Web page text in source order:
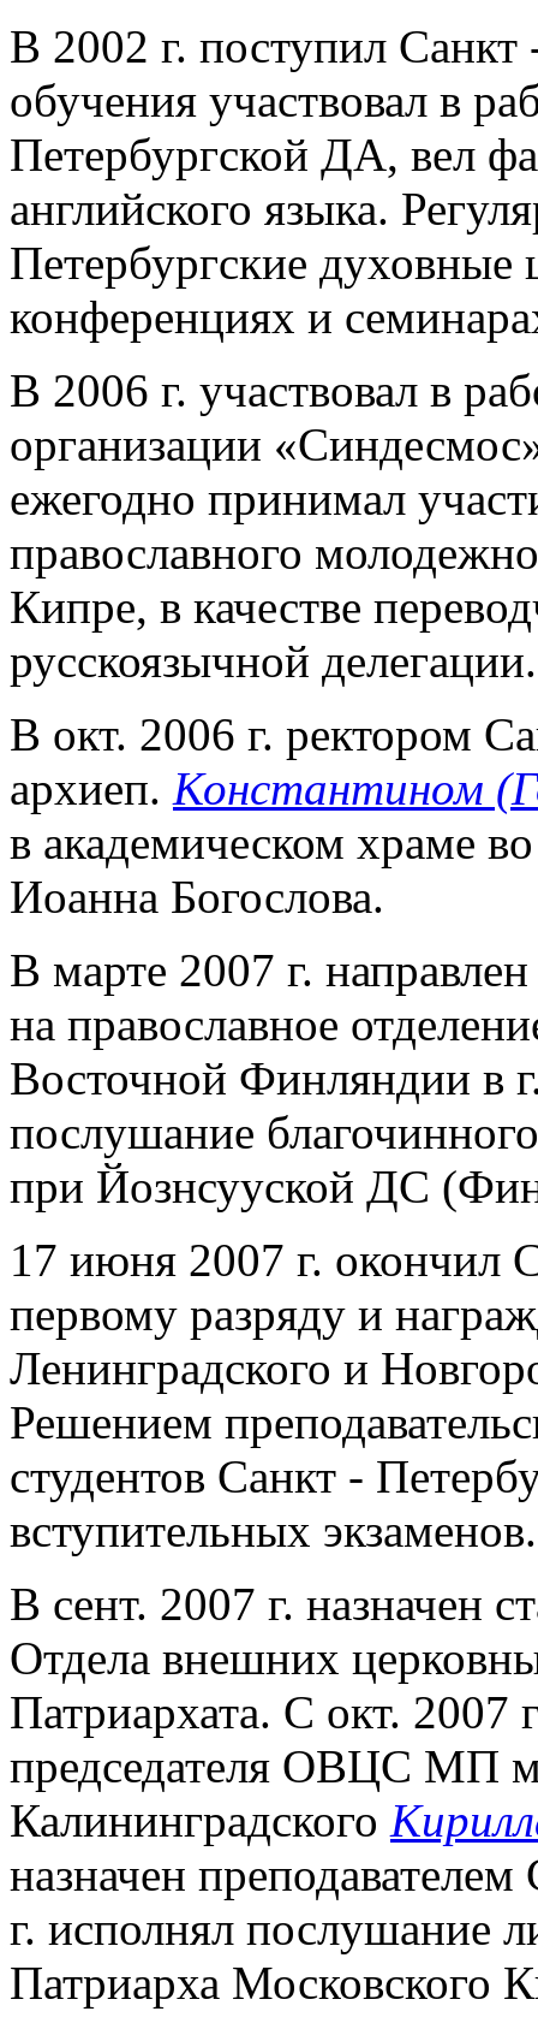
В 2002 г. поступил
обучения участвовал в
Петербургской ДА, вел
английского языка.
Петербургские
конференциях и
В 2006 г. участвовал в
организации
ежегодно принимал
православного
Кипре, в качестве
русскоязычной делегации.
В окт. 2006 г. ректором
архиеп. Константином
в академическом храме
Иоанна Богослова.
В марте 2007 г.
на православное
Восточной Финляндии в
послушание
при Йознсууской ДС
17 июня 2007 г. окончил
первому разряду и
Ленинградского и
Решением
студентов Санкт -
вступительных экзаменов.
В сент. 2007 г. назначен
Отдела внешних
Патриархата. С окт. 2007
председателя ОВЦС МП
Калининградского
назначен
г. исполнял послушание
Патриарха Московского